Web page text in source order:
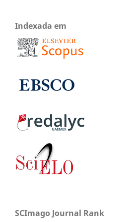
Indexada em
SCImago Journal Rank